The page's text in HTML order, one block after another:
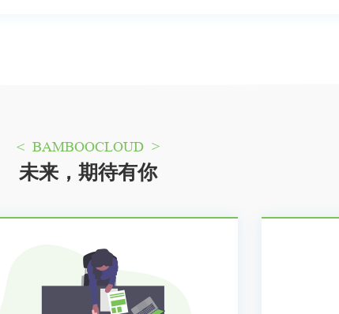
< BAMBOOCLOUD >
未来，期待有你